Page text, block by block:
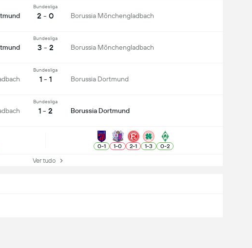
Bundesliga
2 - 0 Borussia Mönchengladbach
Bundesliga
3 - 2 Borussia Mönchengladbach
Bundesliga
1 - 1 Borussia Dortmund
Bundesliga
1 - 2 Borussia Dortmund
0-1 1-0 2-1 1-3 0-2
Ver tudo